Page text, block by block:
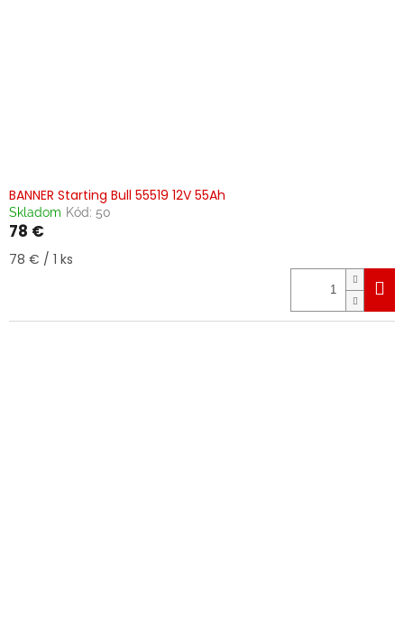
BANNER Starting Bull 55519 12V 55Ah
Skladom Kód: 50
78 €
Jednotková
78 € / 1 ks